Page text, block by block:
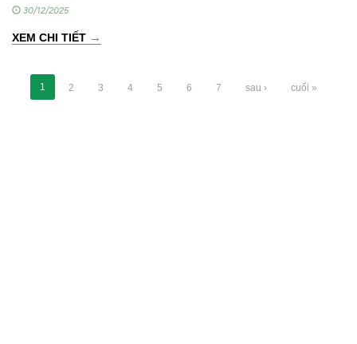
30/12/2025
XEM CHI TIẾT →
1 2 3 4 5 6 7 sau › cuối »